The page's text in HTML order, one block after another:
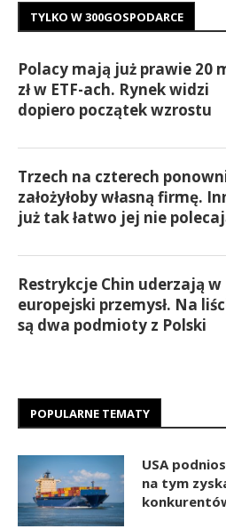
TYLKO W 300GOSPODARCE
Polacy mają już prawie 20
zł w ETF-ach. Rynek widzi
dopiero początek wzrostu
Trzech na czterech
założyłoby własną firmę.
już tak łatwo jej nie
Restrykcje Chin uderzają w
europejski przemysł. Na
są dwa podmioty z Polski
POPULARNE TEMATY
USA
na tym